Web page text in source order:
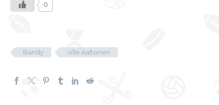
0
Bandy ville Aaltonen